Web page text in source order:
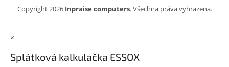
Copyright 2026 Inpraise computers. Všechna práva vyhrazena.
×
Splátková kalkulačka ESSOX